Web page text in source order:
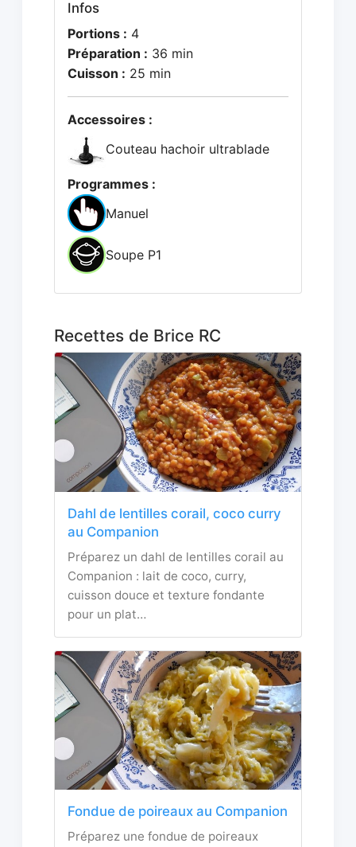
Infos
Portions : 4
Préparation : 36 min
Cuisson : 25 min
Accessoires :
Couteau hachoir ultrablade
Programmes :
Manuel
Soupe P1
Recettes de Brice RC
Dahl de lentilles corail, coco curry
au Companion
Préparez un dahl de lentilles corail au
Companion : lait de coco, curry,
cuisson douce et texture fondante
pour un plat…
Fondue de poireaux au Companion
Préparez une fondue de poireaux